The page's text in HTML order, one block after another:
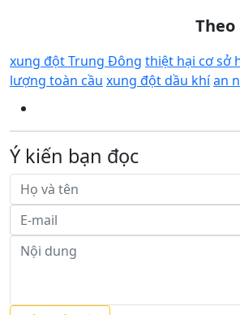
Theo
xung đột Trung Đông thiệt hại cơ sở
lượng toàn cầu xung đột dầu khían
Ý kiến bạn đọc